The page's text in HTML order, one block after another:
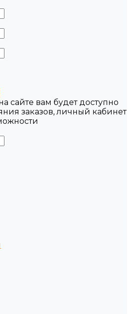
сайте вам будет доступно
заказов, личный кабинет